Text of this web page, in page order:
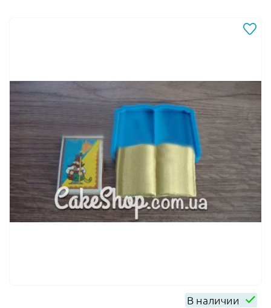
В наличии